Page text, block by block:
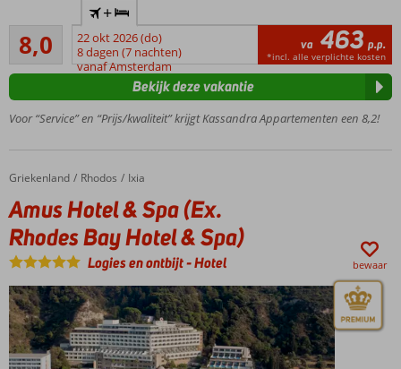
afstand
van het
strand
Trianda
2
zwembaden
ook
mogelijk
Centrum
van
Ialyssos
500
meter
Winkels en
restaurants
8,0Zeer goed
141
beoordelingen
+
22 okt 2026 (do)
8 dagen (7 nachten)
vanaf Amsterdam
va 463 p.p.
*incl. alle verplichte kosten
Voor “Service” en “Prijs/kwaliteit” krijgt Kassandra Appartementen een 8,2!
Bekijk deze vakantie
Home
Griekenland Rhodos Ixia
Amus Hotel & Spa (Ex. Rhodes Bay Hotel & Spa)
Amus Hotel & Spa (Ex.
Rhodes Bay Hotel & Spa)
Logies en ontbijt-Hotel bewaar